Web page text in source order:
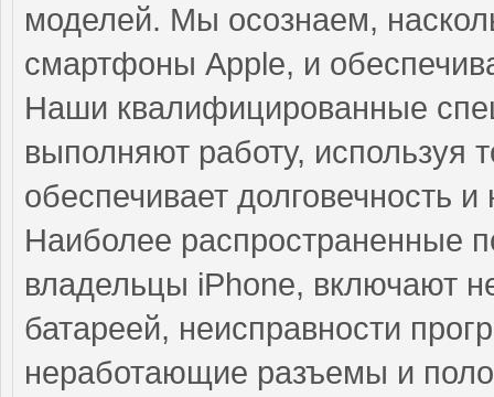
моделей. Мы осознаем,
смартфоны Apple, и
Наши квалифицированные
выполняют работу, используя
обеспечивает долговечность
Наиболее распространенные
владельцы iPhone, включают
батареей, неисправности
неработающие разъемы и